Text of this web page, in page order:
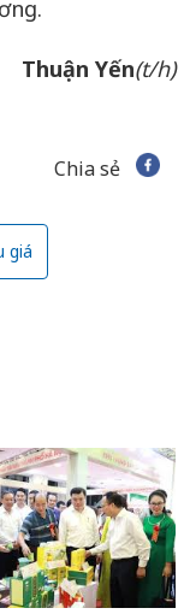
Thuận Yến(t/h)
Chia sẻ
giá